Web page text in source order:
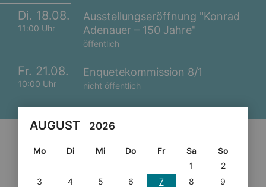
Di. 18.08.
11:00 Uhr
Ausstellungseröffnung "Konrad
Adenauer – 150 Jahre"
öffentlich
Fr. 21.08.
10:00 Uhr
Enquetekommission 8/1
nicht öffentlich
AUGUST 2026
Mo Di Mi Do Fr Sa
So
1
2
3
4 5 6 7 8
9